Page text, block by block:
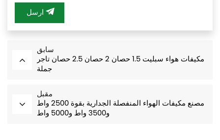
ارسل
سابق
مكيفات هواء سبليت 1.5 حصان 2 حصان 2.5 حصان تاجر
جملة
مقبل
مصنع مكيفات الهواء المنفصلة الجدارية بقوة 2500 واط
و3500 واط و5000 واط